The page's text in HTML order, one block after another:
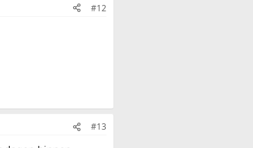
#12
#13